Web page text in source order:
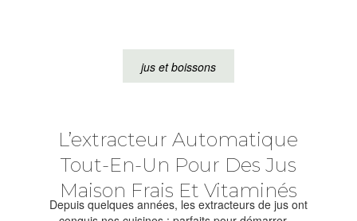
jus et boissons
L’extracteur Automatique
Tout-En-Un Pour Des Jus
Maison Frais Et Vitaminés
Depuis quelques années, les extracteurs de jus ont